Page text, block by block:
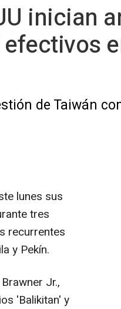
inician
de Taiwán
lunes sus
tres
recurrentes
y Pekín.
Jr.,
'Balikitan' y